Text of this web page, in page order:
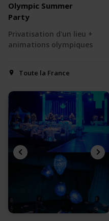
Olympic Summer
Party
Privatisation d'un lieu +
animations olympiques
Toute la France